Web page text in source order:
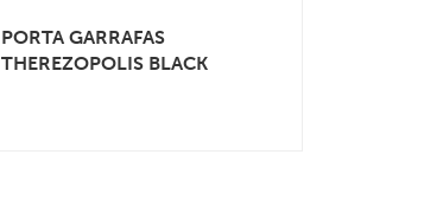
PORTA GARRAFAS
THEREZOPOLIS BLACK